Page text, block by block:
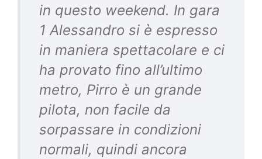
in questo weekend. In gara
1 Alessandro si è espresso
in maniera spettacolare e ci
ha provato fino all’ultimo
metro, Pirro è un grande
pilota, non facile da
sorpassare in condizioni
normali, quindi ancora